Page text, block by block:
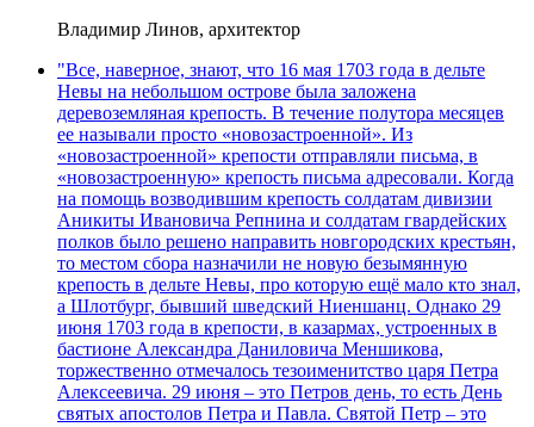
Владимир Линов, архитектор
"Все, наверное, знают, что 16 мая 1703 года в дельте
Невы на небольшом острове была заложена
деревоземляная крепость. В течение полутора месяцев
ее называли просто «новозастроенной». Из
«новозастроенной» крепости отправляли письма, в
«новозастроенную» крепость письма адресовали. Когда
на помощь возводившим крепость солдатам дивизии
Аникиты Ивановича Репнина и солдатам гвардейских
полков было решено направить новгородских крестьян,
то местом сбора назначили не новую безымянную
крепость в дельте Невы, про которую ещё мало кто знал,
а Шлотбург, бывший шведский Ниеншанц. Однако 29
июня 1703 года в крепости, в казармах, устроенных в
бастионе Александра Даниловича Меншикова,
торжественно отмечалось тезоименитство царя Петра
Алексеевича. 29 июня – это Петров день, то есть День
святых апостолов Петра и Павла. Святой Петр – это